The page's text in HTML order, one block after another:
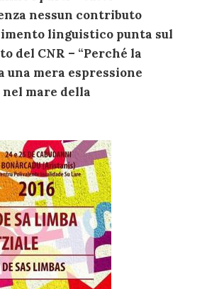
nessun contributo
linguistico punta sul
del CNR – “Perché la
una mera espressione
mare della